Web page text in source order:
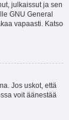
julkaissut ja sen
GNU General
vapaasti. Katso
Jos uskot, että
voit äänestää